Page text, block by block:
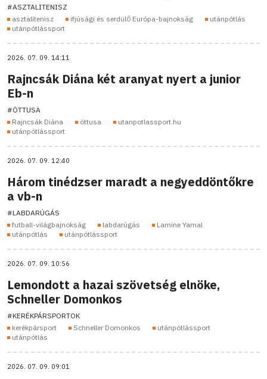
#ASZTALITENISZ
asztalitenisz
ifjúsági és serdülő Európa-bajnokság
utánpótlás
utánpótlássport
2026. 07. 09. 14:11
Rajncsák Diána két aranyat nyert a junior
Eb-n
#ÖTTUSA
Rajncsák Diána
öttusa
utanpotlassport.hu
utánpótlássport
2026. 07. 09. 12:40
Három tinédzser maradt a negyeddöntőkre
a vb-n
#LABDARÚGÁS
futball-világbajnokság
labdarúgás
Lamine Yamal
utánpótlás
utánpótlássport
2026. 07. 09. 10:56
Lemondott a hazai szövetség elnöke,
Schneller Domonkos
#KERÉKPÁRSPORTOK
kerékpársport
Schneller Domonkos
utánpótlássport
utánpótlás
2026. 07. 09. 09:01